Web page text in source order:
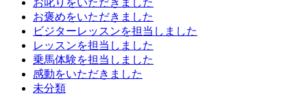
お叱りをいただきました
お褒めをいただきました
ビジターレッスンを担当しました
レッスンを担当しました
乗馬体験を担当しました
感動をいただきました
未分類